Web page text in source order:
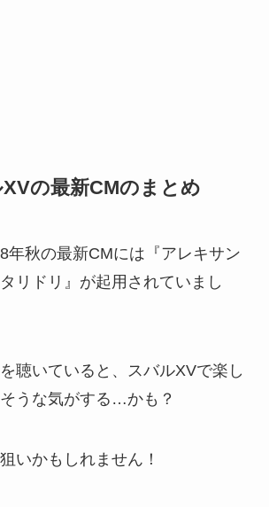
の最新CMのまとめ
年秋の最新CMには『アレキサン
リドリ』が起用されていまし
聴いていると、スバルXVで楽し
うな気がする…かも？
いかもしれません！